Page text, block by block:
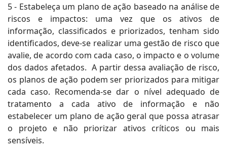
5 - Estabeleça um plano de ação baseado na análise de
riscos e impactos: uma vez que os ativos de
informação, classificados e priorizados, tenham sido
identificados, deve-se realizar uma gestão de risco que
avalie, de acordo com cada caso, o impacto e o volume
dos dados afetados. A partir dessa avaliação de risco,
os planos de ação podem ser priorizados para mitigar
cada caso. Recomenda-se dar o nível adequado de
tratamento a cada ativo de informação e não
estabelecer um plano de ação geral que possa atrasar
o projeto e não priorizar ativos críticos ou mais
sensíveis.